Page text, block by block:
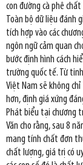
con đường cà phê chất
Toàn bộ dữ liệu đánh
tích hợp vào các
ngôn ngữ cảm quan
bước định hình cách
trường quốc tế. Từ
Việt Nam sẽ không
hơn, định giá xứng
Phát biểu tại chương
Văn cho rằng, sau 8
mang tính chất đơn
chất lượng, giá trị có